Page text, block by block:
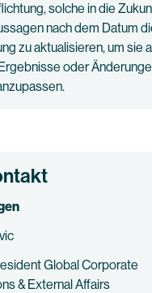
solche in die
nach dem Datum
zu aktualisieren, um sie
oder
Global Corporate
& External Affairs